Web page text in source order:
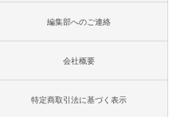
編集部へのご連絡
会社概要
特定商取引法に基づく表示